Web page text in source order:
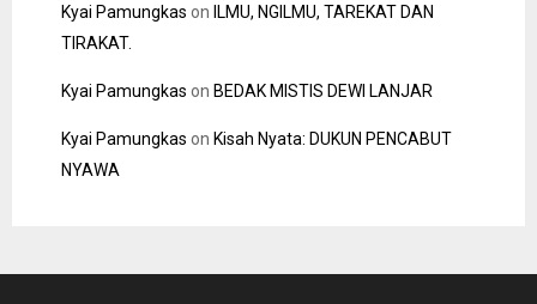
Kyai Pamungkas on ILMU, NGILMU, TAREKAT DAN
TIRAKAT.
Kyai Pamungkas on BEDAK MISTIS DEWI LANJAR
Kyai Pamungkas on Kisah Nyata: DUKUN PENCABUT
NYAWA